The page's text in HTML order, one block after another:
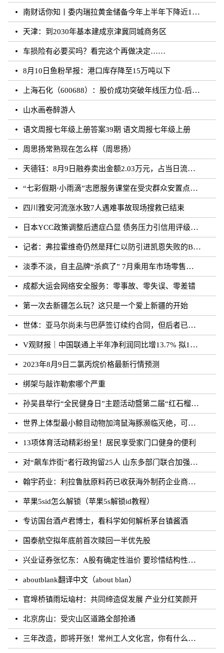
南财话你知丨委内瑞拉黄金储备今年上半年下降近12%，原因何在？广东“织网”记：全面迈入“高铁时代”，轨道沿线隆起大产业带
天津：到2030年基本建成京津冀同城商务区
车损险有必要买吗？看完这个再做决定……
8月10日鱼粉早报：港口库存降至15万吨以下
上海石化（600688）：股价成功突破年线压力位-后市看多（涨）（08-10）
山水画卷醉游人
语文周报七年级上册答案39期 语文周报七年级上册
周思扬常熟现在怎么样（周思扬）
天德钰：8月9日融券卖出金额2.03万元，占当日流出金额的0.41%
“七彩假期·小雨滴”志愿服务课堂在受灾群众安置点开课
四川雅安河流涨水致7人遇难事故现场搜救已结束
日本YCC政策调整后遗症凸显 债务压力引信用评级下调隐忧
记者：弗拉霍维奇仍然是拜仁以防引进凯恩失败的B方案
淡季不淡，自主品牌“杀疯了” 7月乘用车市场零售达177.5万辆
成都大运会网络安全服务：零事故、零失误、零差错
第一次去新疆怎么玩？这只是一个爱上新疆的开始
世体：亚马尔尚未与巴萨签订续约合同，但后者已得到门德斯承诺
V观财报｜中国联通上半年净利润同比增13.7% 拟10派0.796元
2023年8月9日二氯丙烷价格最新行情预测
绑架与敲诈勒索哪个严重
孙吴县举行“全民健身日”主题活动暨第二届“红石榴杯”羽毛球比赛
世界上体型最小鲸目动物加湾鼠海豚濒临灭绝，可能仅剩10至13头
13项体育活动精彩纷呈！居民享受家门口健身的便利
对“飙车炸街”者行政拘留25人 山东多部门联合加强噪声污染防治工作
翰宇药业：利拉鲁肽原料药已收获海外制药企业商业批订单
苹果5sid怎么解锁（苹果5s解锁id教程）
专访国台酒卢君博士，看科学如何解析茅台镇酱酒
国泰航空拟年底前首次赎回一半优先股
兴业证券张忆东：A股有确定性溢价 要珍惜结构性行情
aboutblank翻译中文（about blan）
官埠桥镇雨坛垴村：共同缔造促发展 产业分红笑颜开
北京房山：受灾山区道路全部抢通
三年改造，即将开张！常州工人文化宫，你有什么话说？